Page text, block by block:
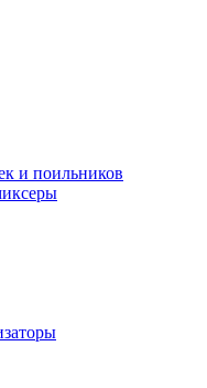
и поильников